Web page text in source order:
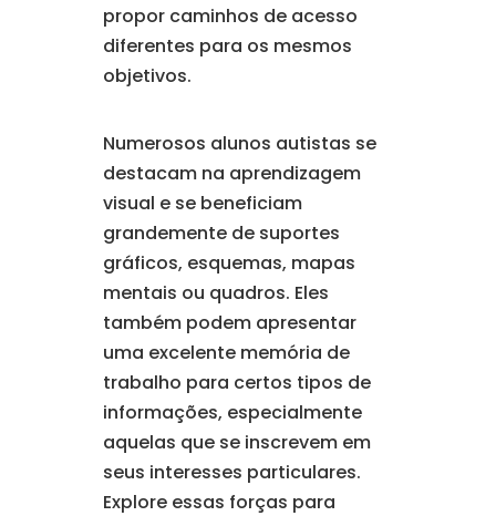
propor caminhos de acesso
diferentes para os mesmos
objetivos.
Numerosos alunos autistas se
destacam na aprendizagem
visual e se beneficiam
grandemente de suportes
gráficos, esquemas, mapas
mentais ou quadros. Eles
também podem apresentar
uma excelente memória de
trabalho para certos tipos de
informações, especialmente
aquelas que se inscrevem em
seus interesses particulares.
Explore essas forças para